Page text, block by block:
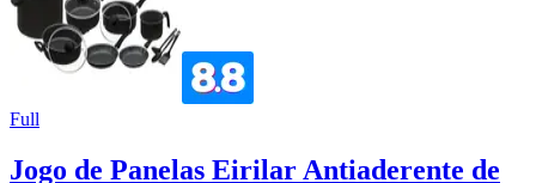
Full
Jogo de Panelas Eirilar Antiaderente de